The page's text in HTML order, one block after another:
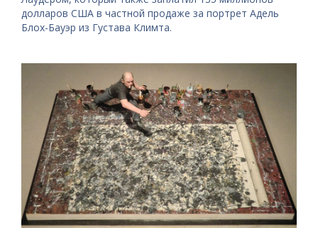
долларов США в частной продаже за портрет Адель
Блох-Бауэр из Густава Климта.